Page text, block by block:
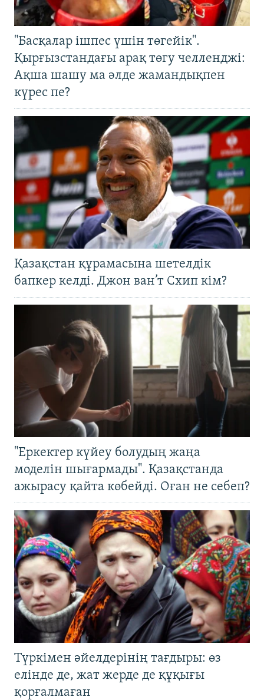
"Басқалар ішпес үшін төгейік".
Қырғызстандағы арақ төгу челленджі:
Ақша шашу ма әлде жамандықпен
күрес пе?
Қазақстан құрамасына шетелдік
бапкер келді. Джон ван’т Схип кім?
"Еркектер күйеу болудың жаңа
моделін шығармады". Қазақстанда
ажырасу қайта көбейді. Оған не себеп?
Түркімен әйелдерінің тағдыры: өз
елінде де, жат жерде де құқығы
қорғалмаған